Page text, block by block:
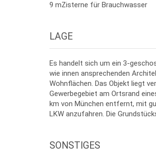
9 mZisterne für Brauchwasser
LAGE
Es handelt sich um ein 3-
wie innen ansprechenden
Wohnflächen. Das Objekt liegt
Gewerbegebiet am Ortsrand
km von München entfernt, mit
LKW anzufahren. Die
SONSTIGES